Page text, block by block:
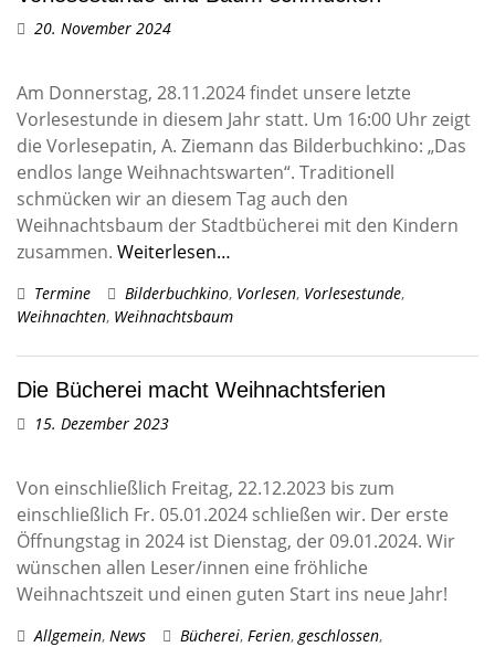
20. November 2024
Am Donnerstag, 28.11.2024 findet unsere letzte
Vorlesestunde in diesem Jahr statt. Um 16:00 Uhr zeigt
die Vorlesepatin, A. Ziemann das Bilderbuchkino: „Das
endlos lange Weihnachtswarten“. Traditionell
schmücken wir an diesem Tag auch den
Weihnachtsbaum der Stadtbücherei mit den Kindern
zusammen. Weiterlesen…
Termine Bilderbuchkino, Vorlesen, Vorlesestunde,
Weihnachten, Weihnachtsbaum
Die Bücherei macht Weihnachtsferien
15. Dezember 2023
Von einschließlich Freitag, 22.12.2023 bis zum
einschließlich Fr. 05.01.2024 schließen wir. Der erste
Öffnungstag in 2024 ist Dienstag, der 09.01.2024. Wir
wünschen allen Leser/innen eine fröhliche
Weihnachtszeit und einen guten Start ins neue Jahr!
Allgemein, News Bücherei, Ferien,geschlossen,